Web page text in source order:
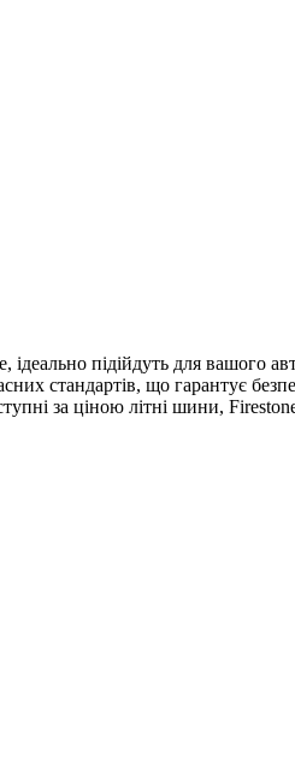
підійдуть для вашого
стандартів, що гарантує
за ціною літні шини,